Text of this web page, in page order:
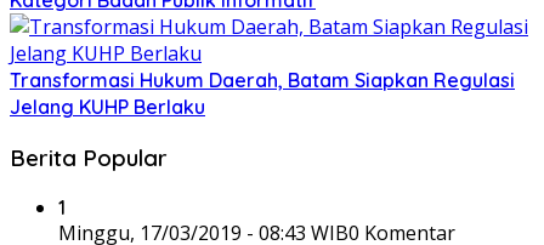
Transformasi Hukum Daerah, Batam Siapkan Regulasi
Jelang KUHP Berlaku
Berita Popular
1
Minggu, 17/03/2019 - 08:43 WIB0 Komentar